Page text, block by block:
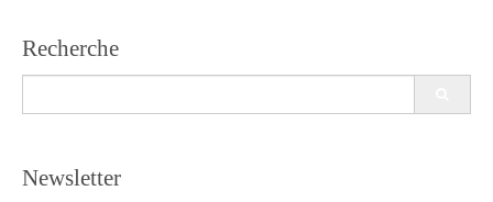
Recherche
Newsletter